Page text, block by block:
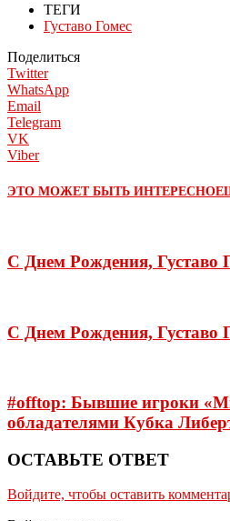
ТЕГИ
Густаво Гомес
Поделиться
Twitter
WhatsApp
Email
Telegram
VK
Viber
ЭТО МОЖЕТ БЫТЬ ИНТЕРЕСНО
С Днем Рождения, Густаво
С Днем Рождения, Густаво
#offtop: Бывшие игроки
обладателями Кубка
ОСТАВЬТЕ ОТВЕТ
Войдите, чтобы оставить